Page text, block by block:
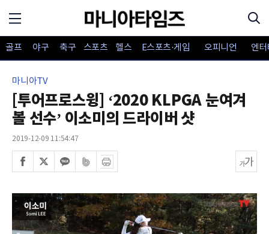
골프 야구 축구 스포츠 헬스 E스포츠·게임 오피니언 엔
마니아TV
[투어프로스윙] ‘2020 KLPGA 눈여겨
볼 선수’ 이소미의 드라이버 샷
2019-12-09 11:54:47